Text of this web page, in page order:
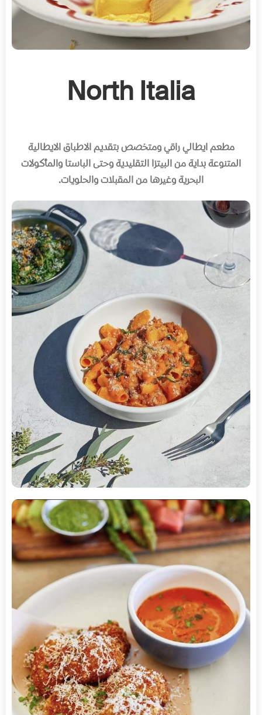
North Italia
مطعم ايطالي راقي ومتخصص بتقديم الاطباق الايطالية
المتنوعة بداية من البيتزا التقليدية وحتى الباستا والمأكولات
البحرية وغيرها من المقبلات والحلويات.